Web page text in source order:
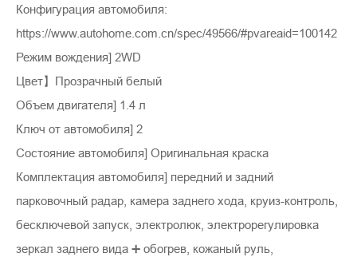
Конфигурация автомобиля:
https://www.autohome.com.cn/spec/49566/#pvareaid=100142
Режим вождения] 2WD
Цвет】Прозрачный белый
Объем двигателя] 1.4 л
Ключ от автомобиля] 2
Состояние автомобиля] Оригинальная краска
Комплектация автомобиля] передний и задний
парковочный радар, камера заднего хода, круиз-контроль,
бесключевой запуск, электролюк, электрорегулировка
зеркал заднего вида ➕ обогрев, кожаный руль,